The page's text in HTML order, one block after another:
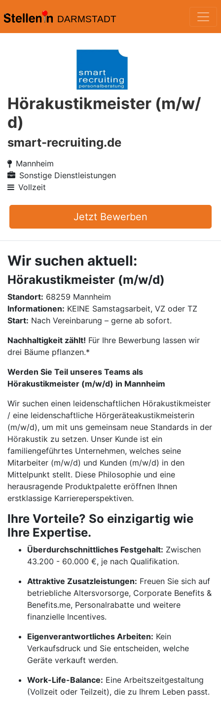
DARMSTADT
Hörakustikmeister (m/w/
d)
smart-recruiting.de
Mannheim
Sonstige Dienstleistungen
Vollzeit
Jetzt Bewerben
Wir suchen aktuell:
Hörakustikmeister (m/w/d)
Standort: 68259 Mannheim
Informationen: KEINE Samstagsarbeit, VZ oder TZ
Start: Nach Vereinbarung – gerne ab sofort.
Nachhaltigkeit zählt! Für Ihre Bewerbung lassen wir
drei Bäume pflanzen.*
Werden Sie Teil unseres Teams als
Hörakustikmeister (m/w/d) in Mannheim
Wir suchen einen leidenschaftlichen Hörakustikmeister
/ eine leidenschaftliche Hörgeräteakustikmeisterin
(m/w/d), um mit uns gemeinsam neue Standards in der
Hörakustik zu setzen. Unser Kunde ist ein
familiengeführtes Unternehmen, welches seine
Mitarbeiter (m/w/d) und Kunden (m/w/d) in den
Mittelpunkt stellt. Diese Philosophie und eine
herausragende Produktpalette eröffnen Ihnen
erstklassige Karriereperspektiven.
Ihre Vorteile? So einzigartig wie
Ihre Expertise.
Überdurchschnittliches Festgehalt: Zwischen
43.200 - 60.000 €, je nach Qualifikation.
Attraktive Zusatzleistungen: Freuen Sie sich auf
betriebliche Altersvorsorge, Corporate Benefits &
Benefits.me, Personalrabatte und weitere
finanzielle Incentives.
Eigenverantwortliches Arbeiten: Kein
Verkaufsdruck und Sie entscheiden, welche
Geräte verkauft werden.
Work-Life-Balance: Eine Arbeitszeitgestaltung
(Vollzeit oder Teilzeit), die zu Ihrem Leben passt.